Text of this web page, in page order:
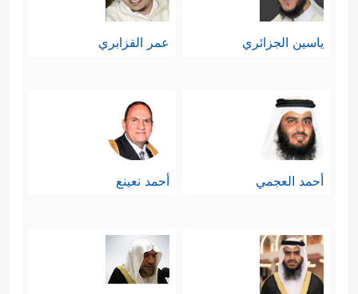
ياسين الجزائري عمر القزابري
أحمد العجمي أحمد نعينع